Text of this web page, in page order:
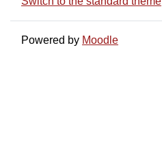
Powered by Moodle